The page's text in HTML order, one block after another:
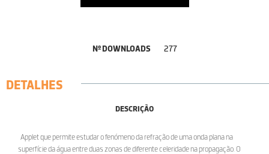
Nº DOWNLOADS 277
DETALHES
DESCRIÇÃO
Applet que permite estudar o fenómeno da refração de uma onda plana na
superfície da água entre duas zonas de diferente celeridade na propagação. O